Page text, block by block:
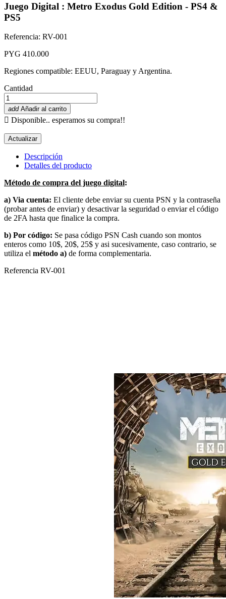
Juego Digital : Metro Exodus Gold Edition - PS4 &
PS5
Referencia: RV-001
PYG 410.000
Regiones compatible: EEUU, Paraguay y Argentina.
Cantidad
add Añadir al carrito
 Disponible.. esperamos su compra!!
Descripción
Detalles del producto
Método de compra del juego digital:
a) Via cuenta: El cliente debe enviar su cuenta PSN y la contraseña
(probar antes de enviar) y desactivar la seguridad o enviar el código
de 2FA hasta que finalice la compra.
b) Por código: Se pasa código PSN Cash cuando son montos
enteros como 10$, 20$, 25$ y asi sucesivamente, caso contrario, se
utiliza el método a) de forma complementaria.
Referencia RV-001